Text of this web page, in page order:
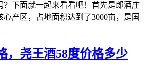
？下面就一起来看看吧！首先是郎酒庄
心产区，占地面积达到了3000亩，是国
，尧王酒58度价格多少